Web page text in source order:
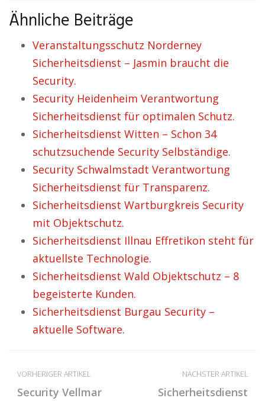
Ähnliche Beiträge
Veranstaltungsschutz Norderney
Sicherheitsdienst – Jasmin braucht die
Security.
Security Heidenheim Verantwortung
Sicherheitsdienst für optimalen Schutz.
Sicherheitsdienst Witten – Schon 34
schutzsuchende Security Selbständige.
Security Schwalmstadt Verantwortung
Sicherheitsdienst für Transparenz.
Sicherheitsdienst Wartburgkreis Security
mit Objektschutz.
Sicherheitsdienst Illnau Effretikon steht für
aktuellste Technologie.
Sicherheitsdienst Wald Objektschutz – 8
begeisterte Kunden.
Sicherheitsdienst Burgau Security –
aktuelle Software.
VORHERIGER ARTIKEL
Security Vellmar
NÄCHSTER ARTIKEL
Sicherheitsdienst